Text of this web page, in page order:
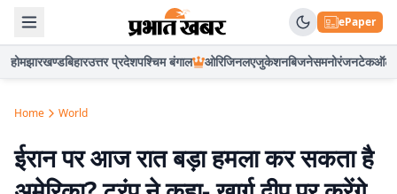
ePaper
होमझारखण्डबिहारउत्तर प्रदेशपश्चिम बंगाल ओरिजिनलएजुकेशनबिजनेसमनोरंजनटेकऑटो
Home World
ईरान पर आज रात बड़ा हमला कर सकता है